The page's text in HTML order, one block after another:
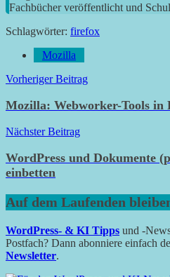
Fachbücher veröffentlicht und
Schlagwörter: firefox
Mozilla
Beitragsnavigation
Vorheriger Beitrag
Mozilla: Webworker-Tools in
Nächster Beitrag
WordPress und Dokumente
einbetten
Auf dem Laufenden
WordPress- & KI Tipps und -
Postfach? Dann abonniere einfach
Newsletter.